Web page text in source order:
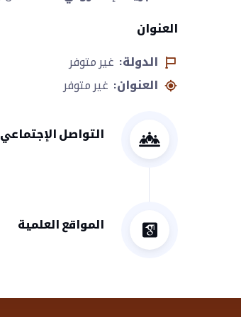
العنوان
الدولة: غير متوفر
العنوان: غير متوفر
التواصل الإجتماعي
المواقع العلمية